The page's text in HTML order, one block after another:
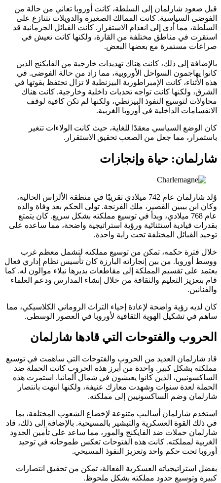
قبل صعود شارلمان إلى السلطة، كانت أوروبا تعاني من حالة من
الفوضى السياسية. كانت الممالك الصغيرة والدويلات تتنازع على
السلطة، مما أدى إلى انعدام الاستقرار. كانت القبائل الجرمانية قد
استقرت في مناطق مختلفة من القارة، ولكنها كانت تعيش في
صراعات مستمرة مع بعضها البعض.
بالإضافة إلى ذلك، كانت هناك تهديدات خارجية من الفايكنج الذين
كانوا يهاجمون السواحل الأوروبية، مما زاد من حالة الفوضى. في
هذه الأثناء، كانت الإمبراطورية البيزنطية لا تزال تحتفظ بقوتها في
الشرق، ولكنها كانت تواجه تحديات داخلية وخارجية. كانت هناك
محاولات لتوسيع النفوذ البيزنطي، ولكنها لم تكن كافية لوقف
الانقسامات الداخلية في أوروبا الغربية.
كان الوضع السياسي معقدًا للغاية، حيث كانت الولاءات تتغير
باستمرار، مما جعل من الصعب تحقيق الاستقرار.
شارلمان: حياة وإنجازات
وُلد شارلمان عام 742 ميلادي تقريبًا في منطقة الألزاس الحالية،
وكان ابن بيبين القصير، ملك الفرنجة. تولى الحكم بعد وفاة والده
عام 768 ميلادي، وبدأ في توسيع مملكته بشكل سريع. كان يتمتع
بقدرات قيادية استثنائية ورؤية استراتيجية واضحة، مما ساعده على
توحيد القبائل المختلفة تحت راية واحدة.
خلال فترة حكمه، تمكن من توسيع مملكته لتشمل معظم غرب
ووسط أوروبا. من بين إنجازاته البارزة كان تأسيس نظام إداري فعال
يعتمد على تقسيم المملكة إلى مقاطعات يديرها نبلاء موالون له. كما
قام بتعزيز التعليم والثقافة من خلال إنشاء المدارس ودعم العلماء
والفنانين.
كان لديه رؤية واضحة لإعادة إحياء التراث الروماني الكلاسيكي، مما
ساهم في تشكيل الهوية الثقافية لأوروبا في العصور الوسطى.
الحروب والفتوحات التي قادها شارلمان
قاد شارلمان العديد من الحروب والفتوحات التي ساهمت في توسيع
مملكته بشكل كبير. واحدة من أبرز هذه الحروب كانت الحملة ضد
الساكسونيين، الذين كانوا يعيشون في شمال ألمانيا. استمرت هذه
الحملة لعدة سنوات وشهدت معارك عنيفة، ولكنها انتهت بانتصار
شارلمان وضم الساكسونيين إلى مملكته.
استخدم شارلمان أساليب متنوعة لإخضاع الشعوب المختلفة، بما
في ذلك القوة العسكرية والتبشير بالمسيحية. بالإضافة إلى ذلك، قاد
شارلمان حملات ضد الفايكنج والمور، مما ساعد على تأمين الحدود
الغربية لمملكته. كانت هذه الفتوحات تعكس طموحاته في توحيد
أوروبا تحت حكم واحد وتعزيز النفوذ المسيحي.
بفضل استراتيجياته العسكرية الفعالة، تمكن من تحقيق انتصارات
كبيرة وتوسيع حدود مملكته بشكل ملحوظ.